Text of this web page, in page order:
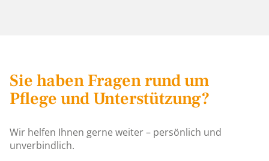
Sie haben Fragen rund um
Pflege und Unterstützung?
Wir helfen Ihnen gerne weiter – persönlich und
unverbindlich.